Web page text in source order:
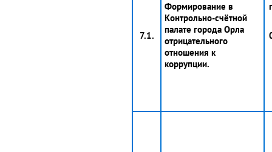
7.1.
Формирование в
Контрольно-счётной
палате города Орла
отрицательного
отношения к
коррупции.